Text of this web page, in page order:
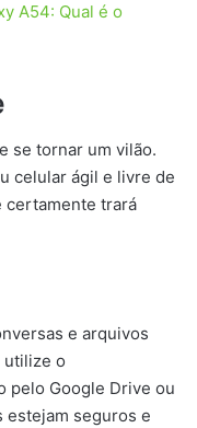
A54: Qual é o
se tornar um vilão.
celular ágil e livre de
certamente trará
e arquivos
utilize o
pelo Google Drive ou
estejam seguros e